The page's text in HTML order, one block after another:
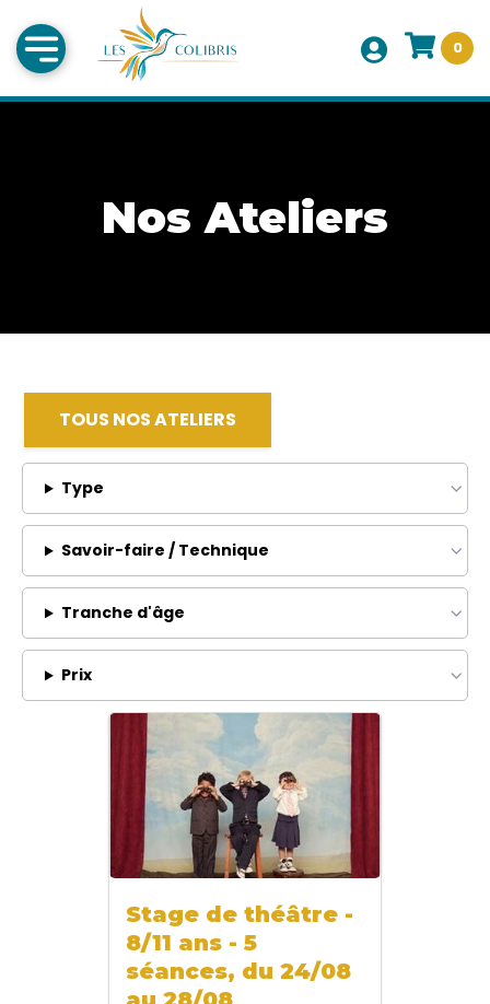
0
Nos Ateliers
TOUS NOS ATELIERS
Type
Savoir-faire / Technique
Tranche d'âge
Prix
Stage de théâtre -
8/11 ans - 5
séances, du 24/08